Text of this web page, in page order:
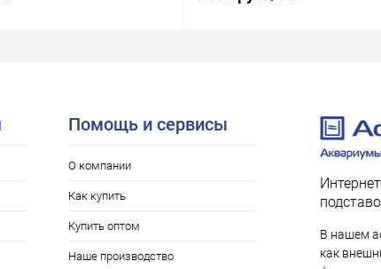
Помощь и сервисы
О компании
Как купить
Купить оптом
Наше производство
В нашем
как